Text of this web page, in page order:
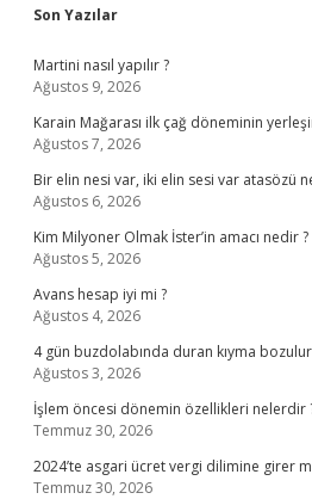
Sidebar
Son Yazılar
Martini nasıl yapılır ?
Ağustos 9, 2026
Karain Mağarası ilk çağ döneminin
Ağustos 7, 2026
Bir elin nesi var, iki elin sesi var atasözü
Ağustos 6, 2026
Kim Milyoner Olmak İster’in amacı nedir ?
Ağustos 5, 2026
Avans hesap iyi mi ?
Ağustos 4, 2026
4 gün buzdolabında duran kıyma
Ağustos 3, 2026
İşlem öncesi dönemin özellikleri nelerdir
Temmuz 30, 2026
2024’te asgari ücret vergi dilimine girer
Temmuz 30, 2026